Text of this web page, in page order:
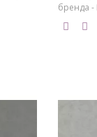
бренда -